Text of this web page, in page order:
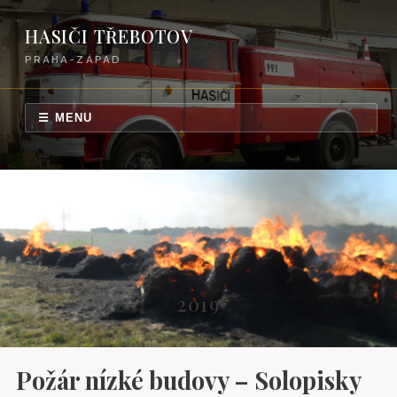
HASIČI TŘEBOTOV
PRAHA-ZÁPAD
☰ MENU
2019
Požár nízké budovy – Solopisky